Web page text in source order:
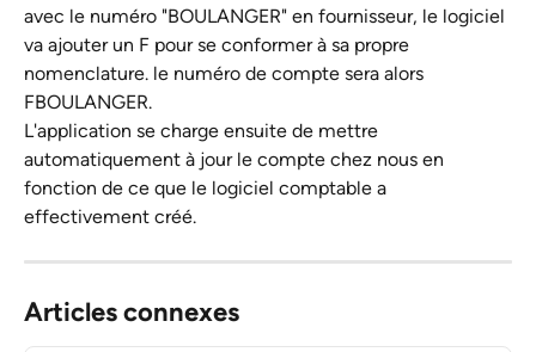
avec le numéro "BOULANGER" en fournisseur, le logiciel
va ajouter un F pour se conformer à sa propre
nomenclature. le numéro de compte sera alors
FBOULANGER.
L'application se charge ensuite de mettre
automatiquement à jour le compte chez nous en
fonction de ce que le logiciel comptable a
effectivement créé.
Articles connexes